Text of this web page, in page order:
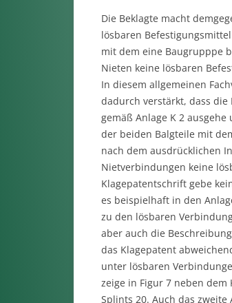
Die Beklagte macht
lösbaren
mit dem eine Baugrupppe
Nieten keine lösbaren
In diesem allgemeinen
dadurch verstärkt, dass die
gemäß Anlage K 2
der beiden Balgteile mit
nach dem ausdrücklichen
Nietverbindungen keine
Klagepatentschrift gebe
es beispielhaft in den
zu den lösbaren
aber auch die
das Klagepatent
unter lösbaren
zeige in Figur 7 neben
Splints 20. Auch das